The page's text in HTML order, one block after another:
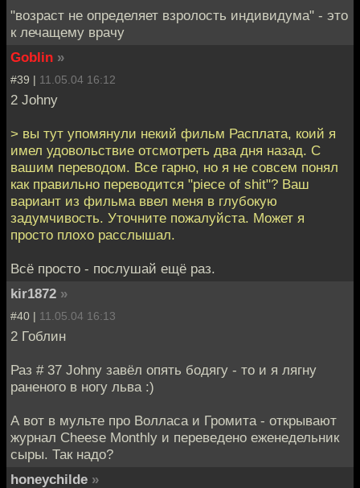
"возраст не определяет взролость индивидума" - это
к лечащему врачу
Goblin »
#39 | 11.05.04 16:12
2 Johny
> вы тут упомянули некий фильм Расплата, коий я
имел удовольствие отсмотреть два дня назад. С
вашим переводом. Все гарно, но я не совсем понял
как правильно переводится "piece of shit"? Ваш
вариант из фильма ввел меня в глубокую
задумчивость. Уточните пожалуйста. Может я
просто плохо расслышал.
Всё просто - послушай ещё раз.
kir1872 »
#40 | 11.05.04 16:13
2 Гоблин
Раз # 37 Johny завёл опять бодягу - то и я лягну
раненого в ногу льва :)
А вот в мульте про Волласа и Громита - открывают
журнал Cheese Monthly и переведено еженедельник
сыры. Так надо?
honeychilde »